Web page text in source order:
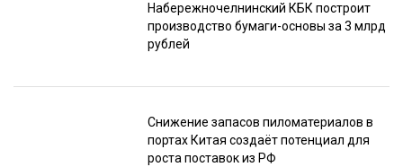
Набережночелнинский КБК построит
производство бумаги-основы за 3 млрд
рублей
Снижение запасов пиломатериалов в
портах Китая создаёт потенциал для
роста поставок из РФ